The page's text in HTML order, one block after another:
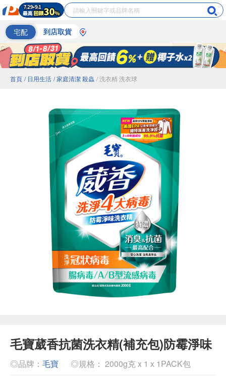
宅配 到店取貨
首頁 / 日用生活 / 家庭清潔 殺蟲 / 洗衣精 洗衣球
毛寶葳香抗菌洗衣精(補充包)防霉淨味
◎品牌： 毛寶 ◎規格： 2000g克 x 1 x 1PACK包